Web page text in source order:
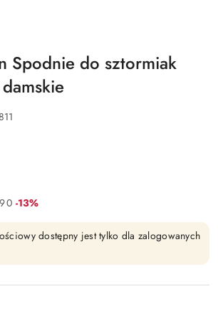
Spodnie do sztormiak
Rabat:
-13%
dostępny jest tylko dla zalogowanych